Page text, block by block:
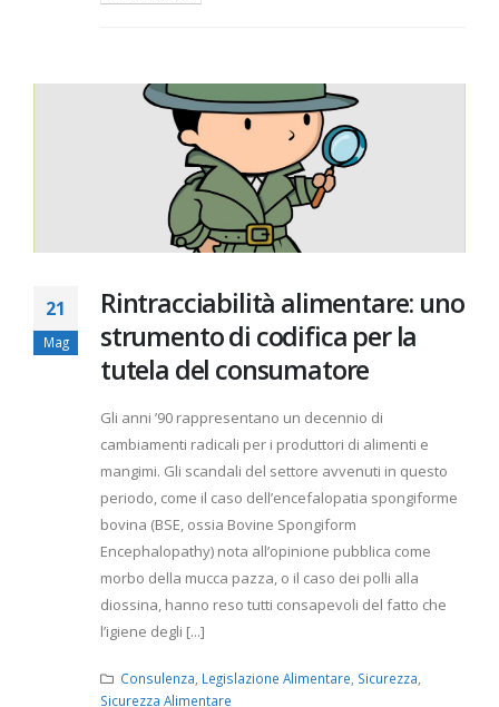
21
Mag
Rintracciabilità alimentare: uno
strumento di codifica per la
tutela del consumatore
Gli anni ’90 rappresentano un decennio di
cambiamenti radicali per i produttori di alimenti e
mangimi. Gli scandali del settore avvenuti in questo
periodo, come il caso dell’encefalopatia spongiforme
bovina (BSE, ossia Bovine Spongiform
Encephalopathy) nota all’opinione pubblica come
morbo della mucca pazza, o il caso dei polli alla
diossina, hanno reso tutti consapevoli del fatto che
l’igiene degli [...]
Consulenza Legislazione Alimentare Sicurezza
Sicurezza Alimentare